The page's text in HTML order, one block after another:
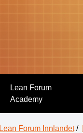
Lean Forum
Academy
Lean Forum Innlandet/